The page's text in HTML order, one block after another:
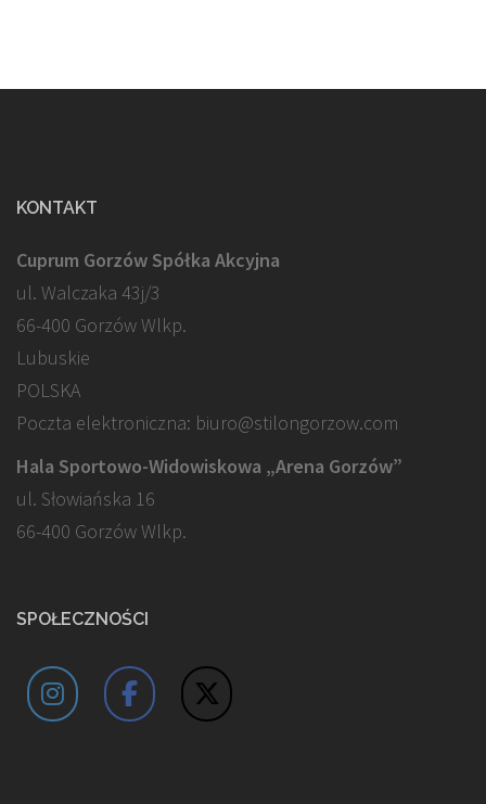
KONTAKT
Cuprum Gorzów Spółka Akcyjna
ul. Walczaka 43j/3
66-400 Gorzów Wlkp.
Lubuskie
POLSKA
Poczta elektroniczna: biuro@stilongorzow.com
Hala Sportowo-Widowiskowa „Arena Gorzów”
ul. Słowiańska 16
66-400 Gorzów Wlkp.
SPOŁECZNOŚCI